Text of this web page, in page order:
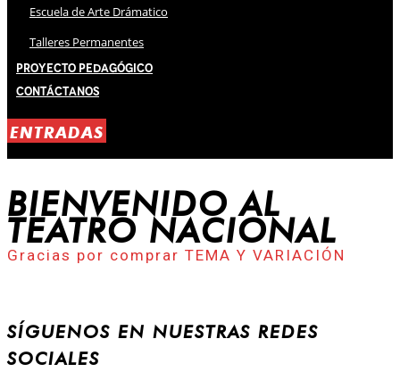
Escuela de Arte Drámatico
Talleres Permanentes
Proyecto Pedagógico
Contáctanos
ENTRADAS
BIENVENIDO AL
TEATRO NACIONAL
Gracias por comprar TEMA Y VARIACIÓN
SÍGUENOS EN NUESTRAS REDES
SOCIALES